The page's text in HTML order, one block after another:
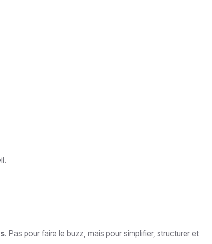
. Pas pour faire le buzz, mais pour simplifier, structurer et